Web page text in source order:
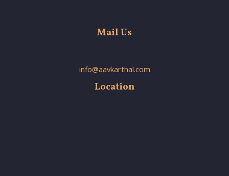
Mail Us
info@aavkarthal.com
Location